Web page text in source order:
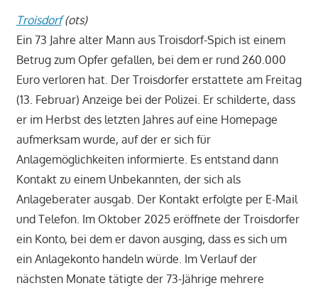
Troisdorf(ots)
Ein 73 Jahre alter Mann aus Troisdorf-Spich ist einem
Betrug zum Opfer gefallen, bei dem er rund 260.000
Euro verloren hat. Der Troisdorfer erstattete am Freitag
(13. Februar) Anzeige bei der Polizei. Er schilderte, dass
er im Herbst des letzten Jahres auf eine Homepage
aufmerksam wurde, auf der er sich für
Anlagemöglichkeiten informierte. Es entstand dann
Kontakt zu einem Unbekannten, der sich als
Anlageberater ausgab. Der Kontakt erfolgte per E-Mail
und Telefon. Im Oktober 2025 eröffnete der Troisdorfer
ein Konto, bei dem er davon ausging, dass es sich um
ein Anlagekonto handeln würde. Im Verlauf der
nächsten Monate tätigte der 73-Jährige mehrere